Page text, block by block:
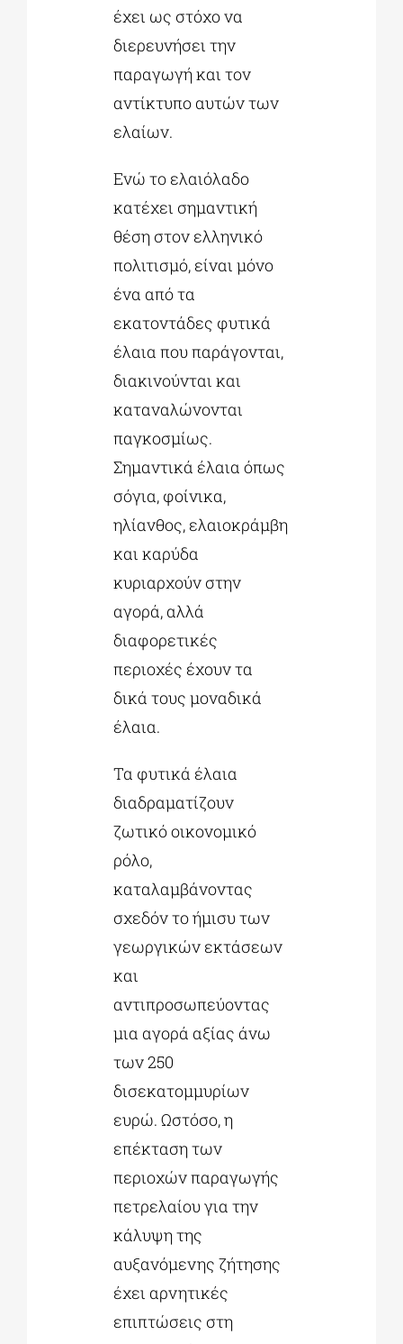
έχει ως στόχο να
διερευνήσει την
παραγωγή και τον
αντίκτυπο αυτών των
ελαίων.
Ενώ το ελαιόλαδο
κατέχει σημαντική
θέση στον ελληνικό
πολιτισμό, είναι μόνο
ένα από τα
εκατοντάδες φυτικά
έλαια που παράγονται,
διακινούνται και
καταναλώνονται
παγκοσμίως.
Σημαντικά έλαια όπως
σόγια, φοίνικα,
ηλίανθος, ελαιοκράμβη
και καρύδα
κυριαρχούν στην
αγορά, αλλά
διαφορετικές
περιοχές έχουν τα
δικά τους μοναδικά
έλαια.
Τα φυτικά έλαια
διαδραματίζουν
ζωτικό οικονομικό
ρόλο,
καταλαμβάνοντας
σχεδόν το ήμισυ των
γεωργικών εκτάσεων
και
αντιπροσωπεύοντας
μια αγορά αξίας άνω
των 250
δισεκατομμυρίων
ευρώ. Ωστόσο, η
επέκταση των
περιοχών παραγωγής
πετρελαίου για την
κάλυψη της
αυξανόμενης ζήτησης
έχει αρνητικές
επιπτώσεις στη